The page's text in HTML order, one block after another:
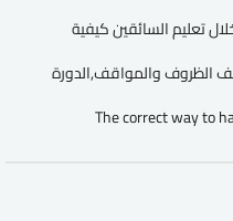
تعليم السائقين كيفية
الظروف والمواقف,الدورة